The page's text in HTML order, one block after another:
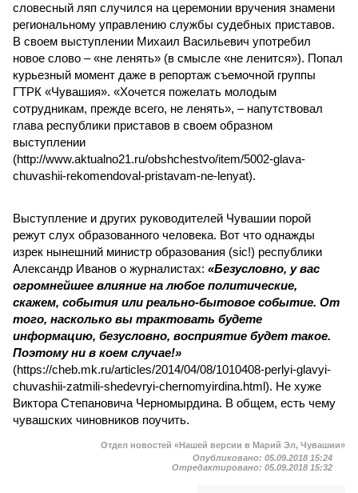
словесный ляп случился на церемонии вручения знамени
региональному управлению службы судебных приставов.
В своем выступлении Михаил Васильевич употребил
новое слово – «не ленять» (в смысле «не ленится»). Попал
курьезный момент даже в репортаж съемочной группы
ГТРК «Чувашия». «Хочется пожелать молодым
сотрудникам, прежде всего, не ленять», – напутствовал
глава республики приставов в своем образном
выступлении
(http://www.aktualno21.ru/obshchestvo/item/5002-glava-
chuvashii-rekomendoval-pristavam-ne-lenyat).
Выступление и других руководителей Чувашии порой
режут слух образованного человека. Вот что однажды
изрек нынешний министр образования (sic!) республики
Александр Иванов о журналистах: «Безусловно, у вас
огромнейшее влияние на любое политические,
скажем, события или реально-бытовое событие. От
того, насколько вы трактовать будете
информацию, безусловно, восприятие будет такое.
Поэтому ни в коем случае!»
(https://cheb.mk.ru/articles/2014/04/08/1010408-perlyi-glavyi-
chuvashii-zatmili-shedevryi-chernomyirdina.html). Не хуже
Виктора Степановича Черномырдина. В общем, есть чему
чувашских чиновников поучить.
Отдел новостей «Нашей версии в Марий Эл, Чувашии»
Опубликовано: 05.09.2018 15:24
Отредактировано: 05.09.2018 15:32